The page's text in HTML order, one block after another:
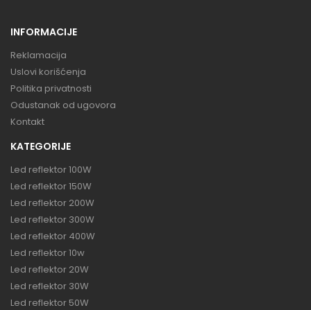
INFORMACIJE
Reklamacija
Uslovi korišćenja
Politika privatnosti
Odustanak od ugovora
Kontakt
KATEGORIJE
Led reflektor 100W
Led reflektor 150W
Led reflektor 200W
Led reflektor 300W
Led reflektor 400W
Led reflektor 10w
Led reflektor 20W
Led reflektor 30W
Led reflektor 50W